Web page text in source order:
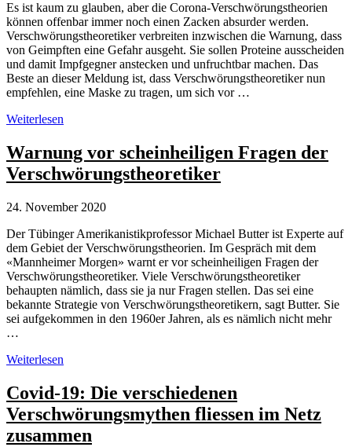
Es ist kaum zu glauben, aber die Corona-Verschwörungstheorien
können offenbar immer noch einen Zacken absurder werden.
Verschwörungstheoretiker verbreiten inzwischen die Warnung, dass
von Geimpften eine Gefahr ausgeht. Sie sollen Proteine ausscheiden
und damit Impfgegner anstecken und unfruchtbar machen. Das
Beste an dieser Meldung ist, dass Verschwörungstheoretiker nun
empfehlen, eine Maske zu tragen, um sich vor …
Irrsinn:
glauben,
Geimpfte
seien
Weiterlesen
Warnung vor scheinheiligen Fragen der
Verschwörungstheoretiker
24. November 2020
Der Tübinger Amerikanistikprofessor Michael Butter ist Experte auf
dem Gebiet der Verschwörungstheorien. Im Gespräch mit dem
«Mannheimer Morgen» warnt er vor scheinheiligen Fragen der
Verschwörungstheoretiker. Viele Verschwörungstheoretiker
behaupten nämlich, dass sie ja nur Fragen stellen. Das sei eine
bekannte Strategie von Verschwörungstheoretikern, sagt Butter. Sie
sei aufgekommen in den 1960er Jahren, als es nämlich nicht mehr
…
Warnung
scheinheiligen
Fragen
der
Weiterlesen
Covid-19: Die verschiedenen
Verschwörungsmythen fliessen im Netz
zusammen